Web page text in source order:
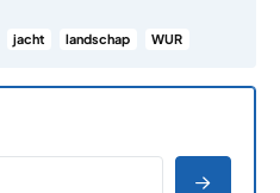
jacht landschap WUR